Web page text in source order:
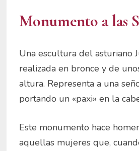
Monumento a las
Una escultura del asturiano
realizada en bronce y de
altura. Representa a una
portando un «paxi» en la
Este monumento hace
aquellas mujeres que,